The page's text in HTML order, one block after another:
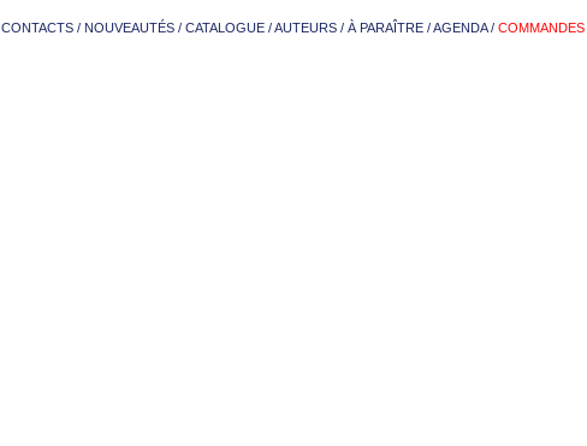
CONTACTS / NOUVEAUTÉS / CATALOGUE /AUTEURS / À PARAÎTRE /AGENDA / COMMANDES